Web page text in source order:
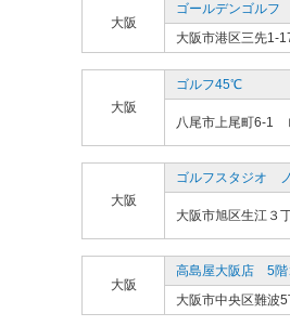
大阪
ゴールデンゴルフ
大阪市港区三先
大阪
ゴルフ45℃
八尾市上尾町6-1
大阪
ゴルフスタジオ
大阪市旭区生江３
大阪
高島屋大阪店 5階
大阪市中央区難波